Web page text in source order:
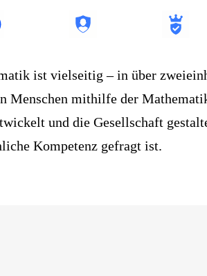
ist vielseitig – in über
Menschen mithilfe der
und die Gesellschaft
Kompetenz gefragt ist.